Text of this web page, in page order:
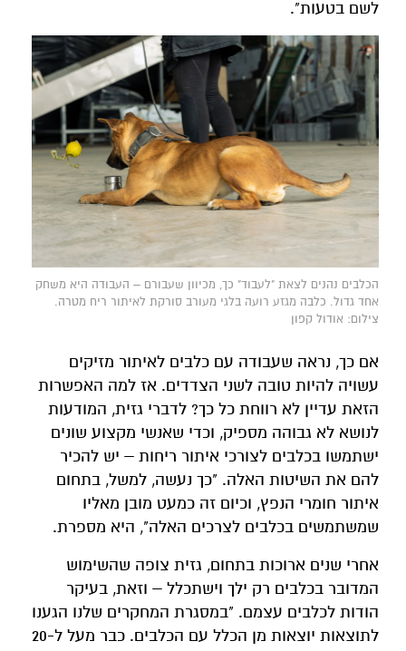
לשם בטעות".
הכלבים נהנים לצאת "לעבוד" כך, מכיוון שעבורם – העבודה היא משחק
אחד גדול. כלבה מגזע רועה בלגי מעורב סורקת לאיתור ריח מטרה.
צילום: אודול קפון
אם כך, נראה שעבודה עם כלבים לאיתור מזיקים
עשויה להיות טובה לשני הצדדים. אז למה האפשרות
הזאת עדיין לא רווחת כל כך? לדברי גזית, המודעות
לנושא לא גבוהה מספיק, וכדי שאנשי מקצוע שונים
ישתמשו בכלבים לצורכי איתור ריחות – יש להכיר
להם את השיטות האלה. "כך נעשה, למשל, בתחום
איתור חומרי הנפץ, וכיום זה כמעט מובן מאליו
שמשתמשים בכלבים לצרכים האלה", היא מספרת.
אחרי שנים ארוכות בתחום, גזית צופה שהשימוש
המדובר בכלבים רק ילך וישתכלל – וזאת, בעיקר
הודות לכלבים עצמם. "במסגרת המחקרים שלנו הגענו
לתוצאות יוצאות מן הכלל עם הכלבים. כבר מעל ל-20